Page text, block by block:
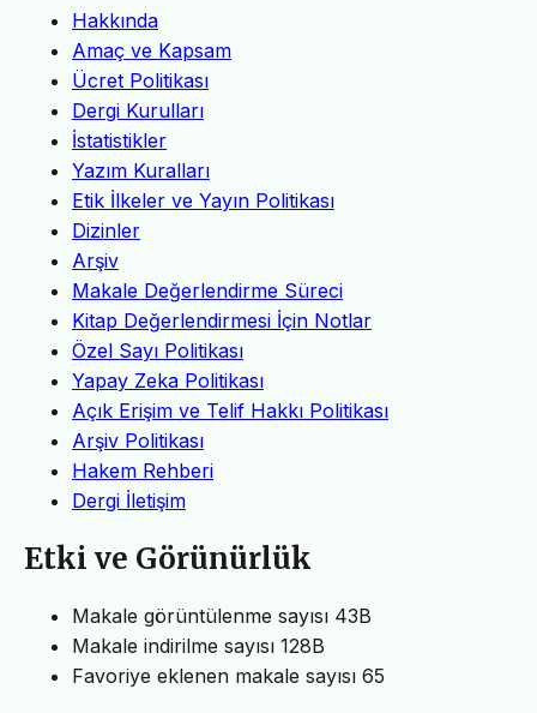
Hakkında
Amaç ve Kapsam
Ücret Politikası
Dergi Kurulları
İstatistikler
Yazım Kuralları
Etik İlkeler ve Yayın Politikası
Dizinler
Arşiv
Makale Değerlendirme Süreci
Kitap Değerlendirmesi İçin Notlar
Özel Sayı Politikası
Yapay Zeka Politikası
Açık Erişim ve Telif Hakkı Politikası
Arşiv Politikası
Hakem Rehberi
Dergi İletişim
Etki ve Görünürlük
Makale görüntülenme sayısı 43B
Makale indirilme sayısı 128B
Favoriye eklenen makale sayısı 65